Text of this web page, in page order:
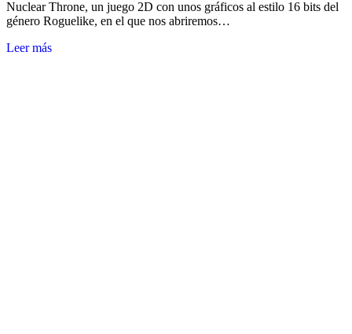
Nuclear Throne, un juego 2D con unos gráficos al estilo 16 bits del
género Roguelike, en el que nos abriremos…
Leer más